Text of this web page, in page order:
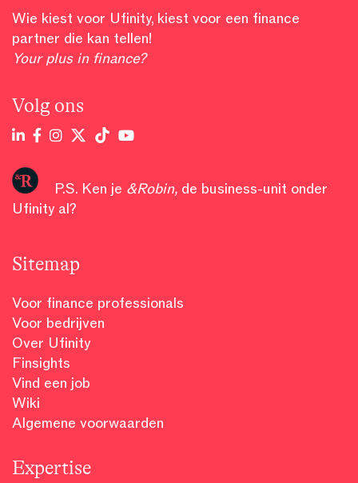
Wie kiest voor Ufinity, kiest voor een finance
partner die kan tellen!
Your plus in finance?
Volg ons
P.S. Ken je &Robin, de business-unit onder
Ufinity al?
Sitemap
Voor finance professionals
Voor bedrijven
Over Ufinity
Finsights
Vind een job
Wiki
Algemene voorwaarden
Expertise